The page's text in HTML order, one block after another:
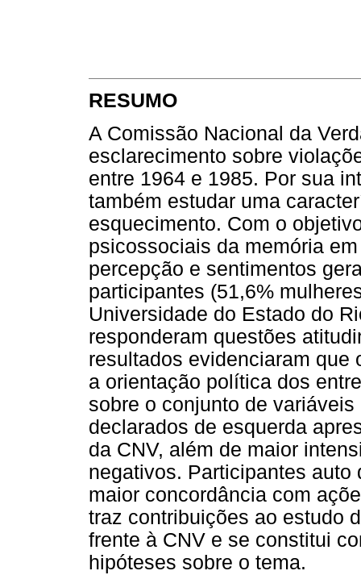
RESUMO
A Comissão Nacional da
esclarecimento sobre
entre 1964 e 1985. Por sua
também estudar uma
esquecimento. Com o
psicossociais da memória
percepção e sentimentos
participantes (51,6%
Universidade do Estado do
responderam questões
resultados evidenciaram que
a orientação política dos
sobre o conjunto de
declarados de esquerda
da CNV, além de maior
negativos. Participantes auto
maior concordância com
traz contribuições ao estudo
frente à CNV e se constitui
hipóteses sobre o tema.